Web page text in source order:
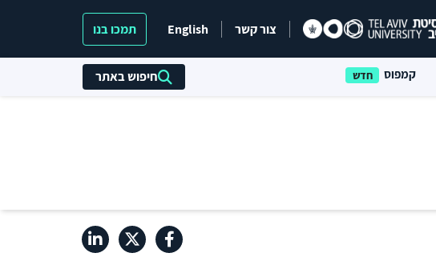
צור קשר English תמכו בנו
קמפוס חיפוש באתר